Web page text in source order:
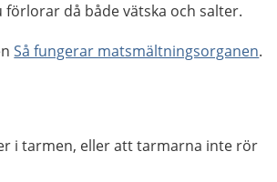
då både vätska och salter.
Så fungerar matsmältningsorganen.
i tarmen, eller att tarmarna inte rör